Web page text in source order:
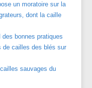
un moratoire sur la
dont la caille
des bonnes pratiques
de cailles des blés sur
sauvages du